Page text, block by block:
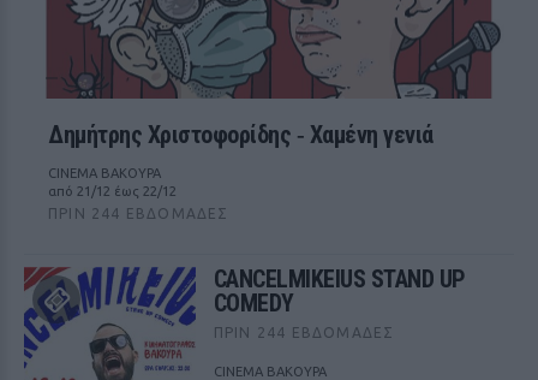
Δημήτρης Χριστοφορίδης ‑ Χαμένη γενιά
CINEMA ΒΑΚΟΥΡΑ
από 21/12 έως 22/12
ΠΡΙΝ 244 ΕΒΔΟΜΆΔΕΣ
CANCELMIKEIUS STAND UP
COMEDY
ΠΡΙΝ 244 ΕΒΔΟΜΆΔΕΣ
CINEMA ΒΑΚΟΥΡΑ